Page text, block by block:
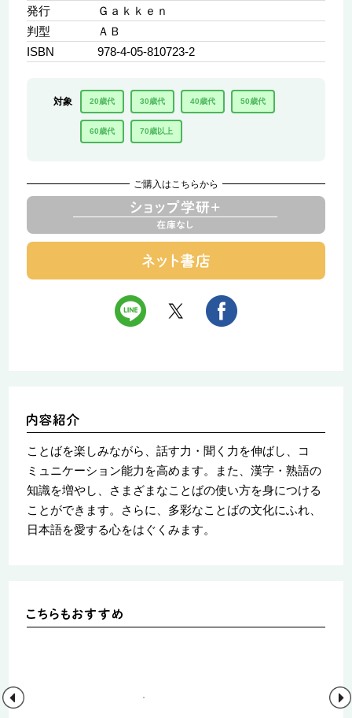
発行
Ｇａｋｋｅｎ
判型
ＡＢ
ISBN
978-4-05-810723-2
対象 20歳代 30歳代 40歳代 50歳代
60歳代 70歳以上
ご購入はこちらから
ことばを楽しみながら、話す力・聞く力を伸ばし、コ
ミュニケーション能力を高めます。また、漢字・熟語の
知識を増やし、さまざまなことばの使い方を身につける
ことができます。さらに、多彩なことばの文化にふれ、
日本語を愛する心をはぐくみます。